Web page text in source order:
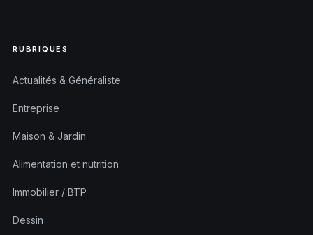
RUBRIQUES
Actualités & Généraliste
Entreprise
Maison & Jardin
Alimentation et nutrition
Immobilier / BTP
Dessin